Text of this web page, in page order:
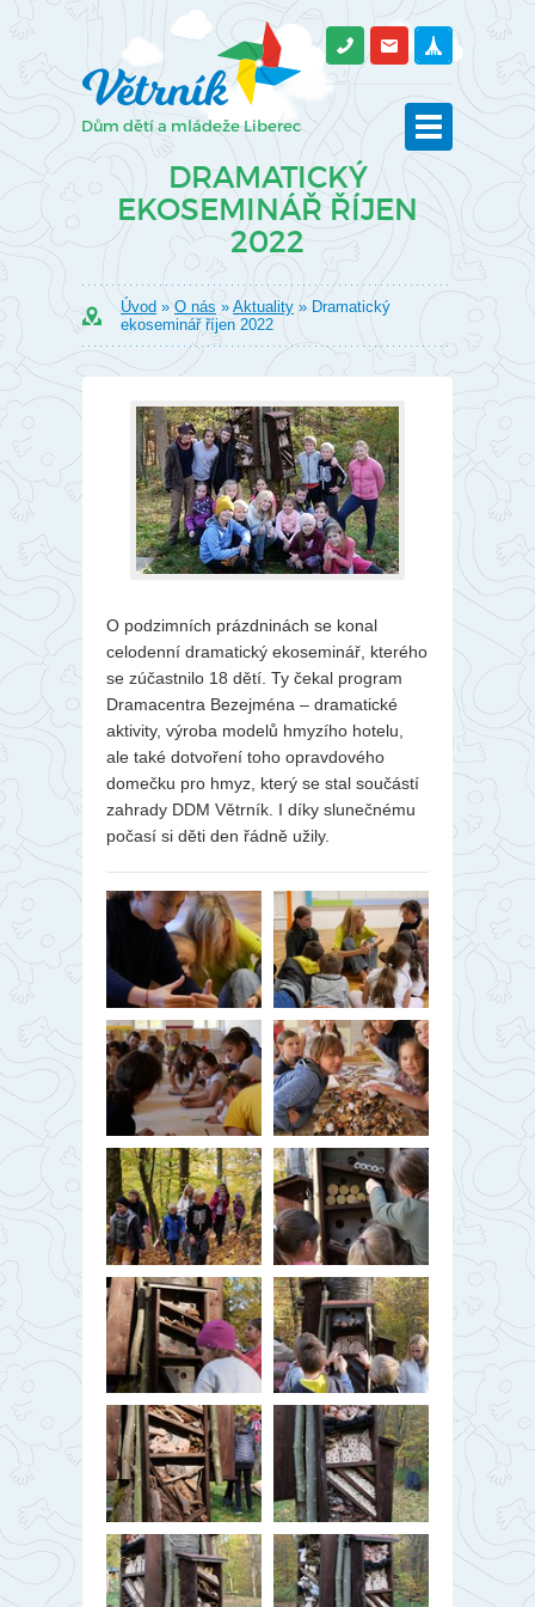
DRAMATICKÝ
EKOSEMINÁŘ ŘÍJEN
2022
Úvod » O nás » Aktuality » Dramatický
ekoseminář říjen 2022
O podzimních prázdninách se konal
celodenní dramatický ekoseminář, kterého
se zúčastnilo 18 dětí. Ty čekal program
Dramacentra Bezejména – dramatické
aktivity, výroba modelů hmyzího hotelu,
ale také dotvoření toho opravdového
domečku pro hmyz, který se stal součástí
zahrady DDM Větrník. I díky slunečnému
počasí si děti den řádně užily.